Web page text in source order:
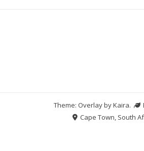
Theme: Overlay byKaira.
Cape Town, South